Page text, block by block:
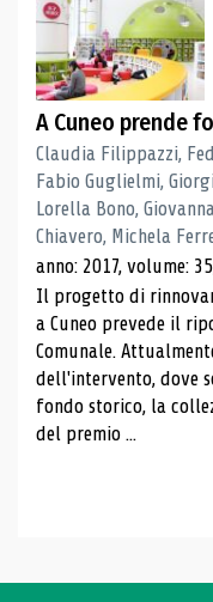
A Cuneo prende
Claudia Filippazzi,
Fabio Guglielmi,
Lorella Bono,
Chiavero, Michela
anno: 2017, volume:
Il progetto di
a Cuneo prevede il
Comunale.
dell'intervento, dove
fondo storico, la
del premio ...